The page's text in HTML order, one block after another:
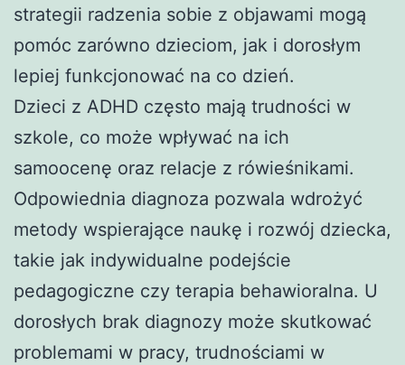
strategii radzenia sobie z objawami mogą
pomóc zarówno dzieciom, jak i dorosłym
lepiej funkcjonować na co dzień.
Dzieci z ADHD często mają trudności w
szkole, co może wpływać na ich
samoocenę oraz relacje z rówieśnikami.
Odpowiednia diagnoza pozwala wdrożyć
metody wspierające naukę i rozwój dziecka,
takie jak indywidualne podejście
pedagogiczne czy terapia behawioralna. U
dorosłych brak diagnozy może skutkować
problemami w pracy, trudnościami w